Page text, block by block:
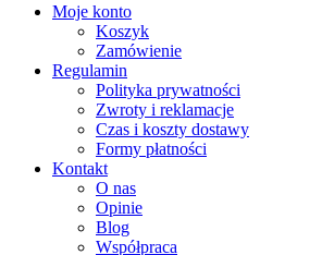
Moje konto
Koszyk
Zamówienie
Regulamin
Polityka prywatności
Zwroty i reklamacje
Czas i koszty dostawy
Formy płatności
Kontakt
O nas
Opinie
Blog
Współpraca